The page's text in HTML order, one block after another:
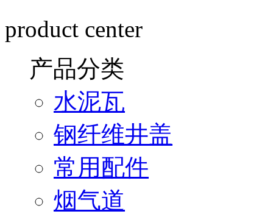
product center
产品分类
水泥瓦
钢纤维井盖
常用配件
烟气道